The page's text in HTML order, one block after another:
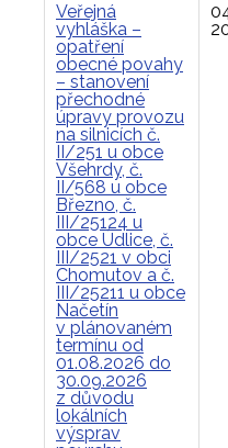
Veřejná
vyhláška –
opatření
obecné povahy
– stanovení
přechodné
úpravy provozu
na silnicích č.
II/251 u obce
Všehrdy, č.
II/568 u obce
Březno, č.
III/25124 u
obce Údlice, č.
III/2521 v obci
Chomutov a č.
III/25211 u obce
Načetín
v plánovaném
termínu od
01.08.2026 do
30.09.2026
z důvodu
lokálních
výsprav